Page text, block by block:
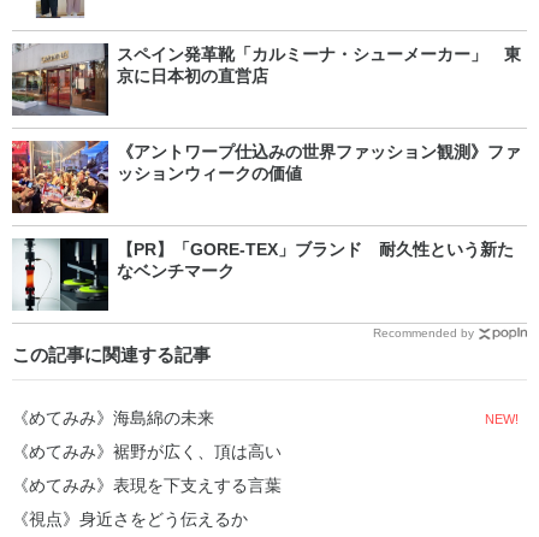
スペイン発革靴「カルミーナ・シューメーカー」 東
京に日本初の直営店
《アントワープ仕込みの世界ファッション観測》ファ
ッションウィークの価値
【PR】「GORE-TEX」ブランド 耐久性という新た
なベンチマーク
Recommended by
この記事に関連する記事
《めてみみ》海島綿の未来 NEW!
《めてみみ》裾野が広く、頂は高い
《めてみみ》表現を下支えする言葉
《視点》身近さをどう伝えるか